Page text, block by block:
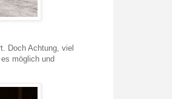
Doch Achtung, viel
möglich und